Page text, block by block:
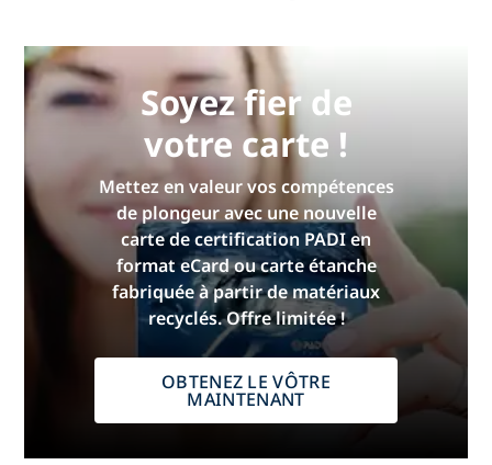
Soyez fier de
votre carte !
Mettez en valeur vos compétences
de plongeur avec une nouvelle
carte de certification PADI en
format eCard ou carte étanche
fabriquée à partir de matériaux
recyclés. Offre limitée !
OBTENEZ LE VÔTRE
MAINTENANT